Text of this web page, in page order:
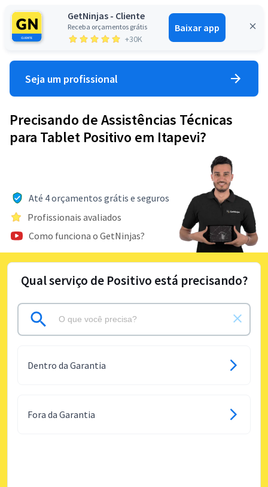
GetNinjas - Cliente
Receba orçamentos grátis
+30K
Baixar app
Entrar
Seja um profissional
Precisando de Assistências Técnicas
para Tablet Positivo em Itapevi?
Até 4 orçamentos grátis e seguros
Profissionais avaliados
Como funciona o GetNinjas?
Qual serviço de Positivo está precisando?
Dentro da Garantia
Fora da Garantia